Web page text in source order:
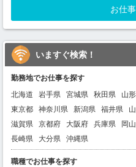
お仕
いますぐ検索！
勤務地でお仕事を探す
北海道
岩手県 宮城県 秋田県 山
東京都
神奈川県 新潟県 福井県
滋賀県
京都府 大阪府 兵庫県 岡
長崎県
大分県 沖縄県
職種でお仕事を探す